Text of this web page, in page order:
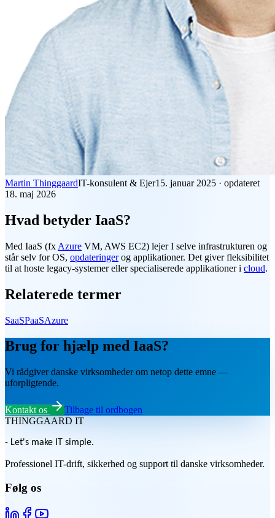
Martin ThinggaardIT-konsulent & Ejer15. januar 2025 · opdateret
18. maj 2026
Hvad betyder IaaS?
Med IaaS (fx Azure VM, AWS EC2) lejer I selve infrastrukturen og
står selv for OS, opdateringerog applikationer. Det giver fleksibilitet
til at hoste legacy-systemer eller specialiserede applikationer i cloud.
Relaterede termer
SaaSPaaSAzure
Brug for hjælp med IaaS?
Vi rådgiver danske virksomheder om netop dette emne —
uforpligtende.
Kontakt os
Tilbage til ordbogen
THINGGAARD IT
- Let's make IT simple.
Professionel IT-drift, sikkerhed og support til danske virksomheder.
Følg os